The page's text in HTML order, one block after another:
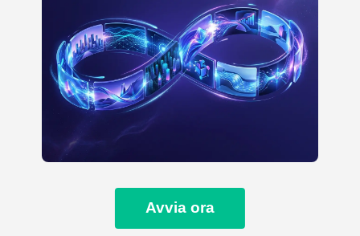
Avvia ora